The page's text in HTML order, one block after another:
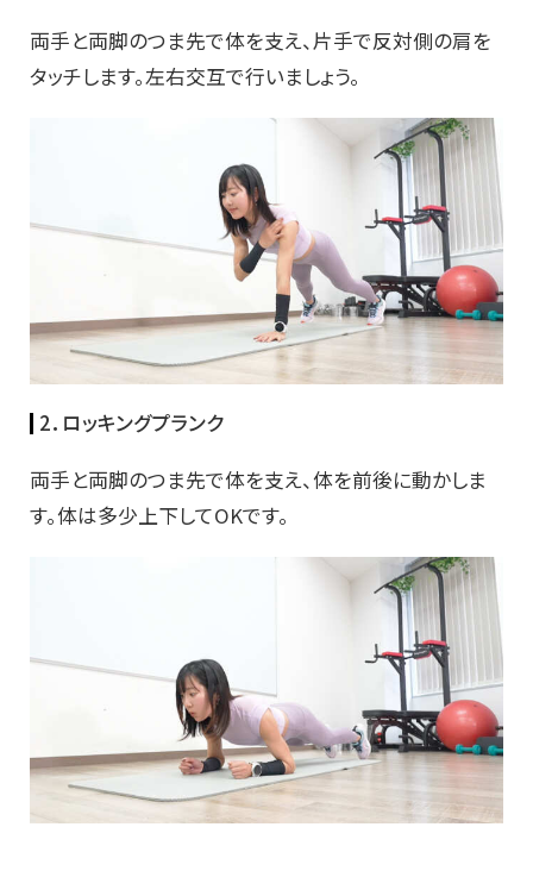
両手と両脚のつま先で体を支え、片手で反対側の肩を
タッチします。左右交互で行いましょう。
2．ロッキングプランク
両手と両脚のつま先で体を支え、体を前後に動かしま
す。体は多少上下してOKです。